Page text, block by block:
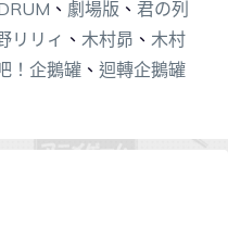
、 劇場版 、 君の列
リリィ 、 木村昴 、 木村
！企鵝罐 、 迴轉企鵝罐